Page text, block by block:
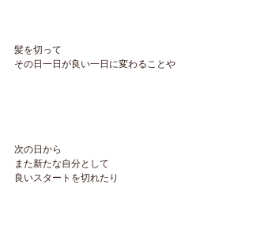
髪を切って
その日一日が良い一日に変わることや
次の日から
また新たな自分として
良いスタートを切れたり